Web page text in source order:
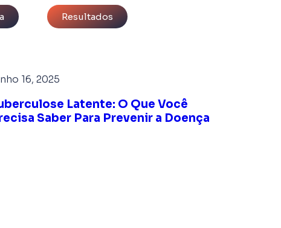
Resultados
16, 2025
Latente: O Que Você
Saber Para Prevenir a Doença